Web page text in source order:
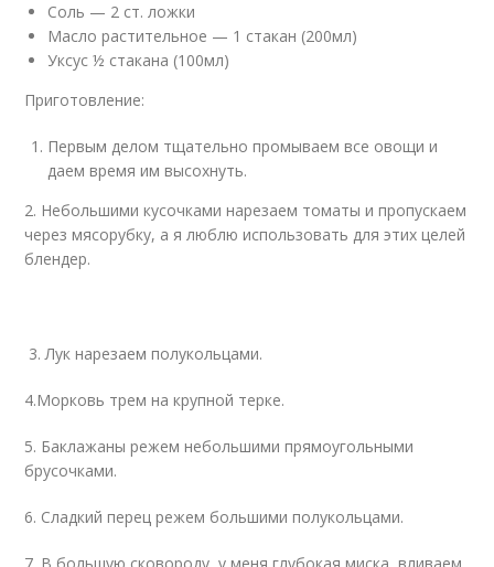
Соль — 2 ст. ложки
Масло растительное — 1 стакан (200мл)
Уксус ½ стакана (100мл)
Приготовление:
Первым делом тщательно промываем все овощи и
даем время им высохнуть.
2. Небольшими кусочками нарезаем томаты и пропускаем
через мясорубку, а я люблю использовать для этих целей
блендер.
3. Лук нарезаем полукольцами.
4.Морковь трем на крупной терке.
5. Баклажаны режем небольшими прямоугольными
брусочками.
6. Сладкий перец режем большими полукольцами.